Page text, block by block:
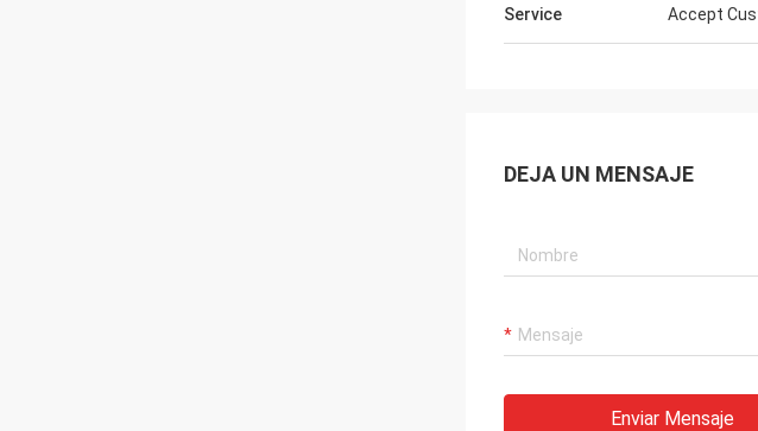
Service Accept
DEJA UN MENSAJE
Enviar Mensaje